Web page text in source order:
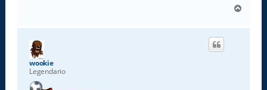
r
wookie
Legendario